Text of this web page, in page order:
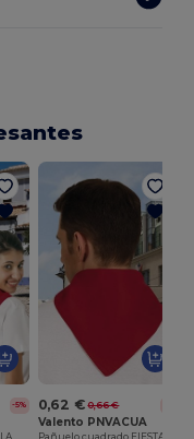
-5% 0,62 € 0,66 €
Valento PNVACUA
Pañuelo cuadrado FIESTA